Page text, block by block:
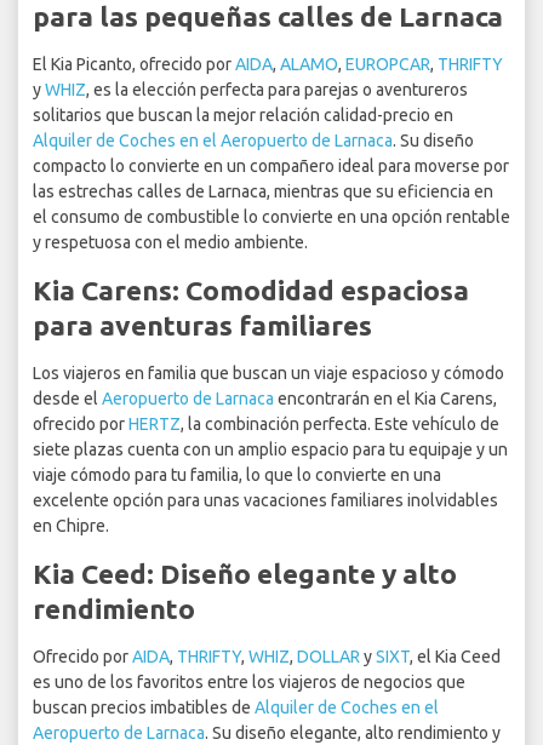
para las pequeñas calles de Larnaca
El Kia Picanto, ofrecido porAIDA, ALAMO, EUROPCAR, THRIFTY
yWHIZ, es la elección perfecta para parejas o aventureros
solitarios que buscan la mejor relación calidad-precio en
Alquiler de Coches en el Aeropuerto de Larnaca. Su diseño
compacto lo convierte en un compañero ideal para moverse por
las estrechas calles de Larnaca, mientras que su eficiencia en
el consumo de combustible lo convierte en una opción rentable
y respetuosa con el medio ambiente.
Kia Carens: Comodidad espaciosa
para aventuras familiares
Los viajeros en familia que buscan un viaje espacioso y cómodo
desde el Aeropuerto de Larnaca encontrarán en el Kia Carens,
ofrecido porHERTZ, la combinación perfecta. Este vehículo de
siete plazas cuenta con un amplio espacio para tu equipaje y un
viaje cómodo para tu familia, lo que lo convierte en una
excelente opción para unas vacaciones familiares inolvidables
en Chipre.
Kia Ceed: Diseño elegante y alto
rendimiento
Ofrecido porAIDA, THRIFTY, WHIZ, DOLLAR ySIXT, el Kia Ceed
es uno de los favoritos entre los viajeros de negocios que
buscan precios imbatibles de Alquiler de Coches en el
Aeropuerto de Larnaca. Su diseño elegante, alto rendimiento y